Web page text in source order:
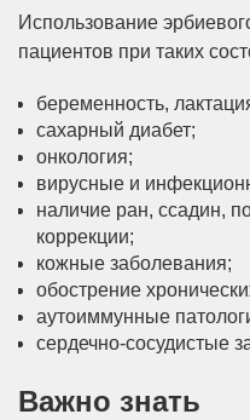
Использование
пациентов при таких
беременность,
сахарный диабет;
онкология;
вирусные и
наличие ран, ссадин,
коррекции;
кожные заболевания;
обострение
аутоиммунные
сердечно-сосудистые
Важно знать